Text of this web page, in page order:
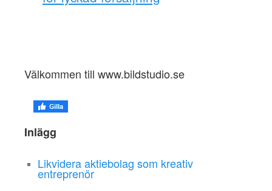
Välkommen till www.bildstudio.se
Inlägg
Likvidera aktiebolag som kreativ
entreprenör